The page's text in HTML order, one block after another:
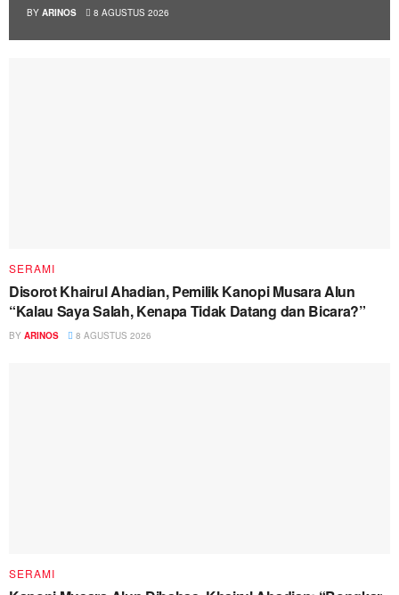
BY ARINOS 8 AGUSTUS 2026
SERAMI
Disorot Khairul Ahadian, Pemilik Kanopi Musara Alun
“Kalau Saya Salah, Kenapa Tidak Datang dan Bicara?”
BY ARINOS 8 AGUSTUS 2026
SERAMI